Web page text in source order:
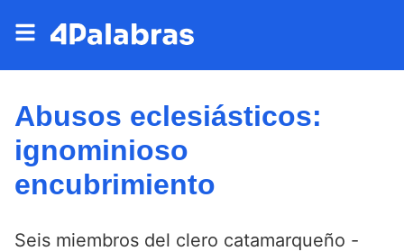
Abusos eclesiásticos:
ignominioso
encubrimiento
Seis miembros del clero catamarqueño -